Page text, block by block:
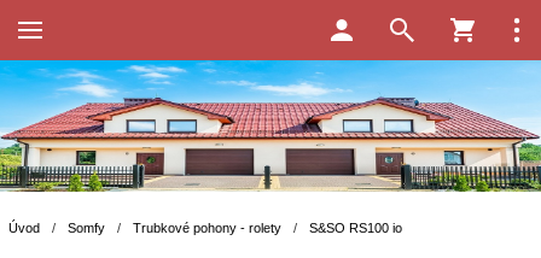
Úvod / Somfy / Trubkové pohony - rolety / S&SO RS100 io